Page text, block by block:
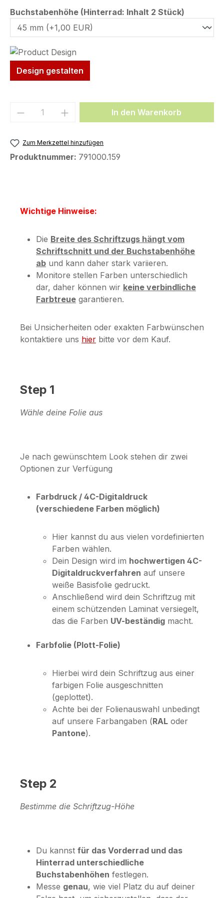
Buchstabenhöhe (Hinterrad: Inhalt 2 Stück)
Design gestalten
Produkt Anzahl: Gib denIn den Warenkorb
Zum Merkzettel hinzufügen
Produktnummer: 791000.159
Wichtige Hinweise:
Die Breite des Schriftzugs hängt vom
Schriftschnitt und der Buchstabenhöhe
ab und kann daher stark variieren.
Monitore stellen Farben unterschiedlich
dar, daher können wir keine verbindliche
Farbtreue garantieren.
Bei Unsicherheiten oder exakten Farbwünschen
kontaktiere uns hier bitte vor dem Kauf.
Step 1
Wähle deine Folie aus
Je nach gewünschtem Look stehen dir zwei
Optionen zur Verfügung
Farbdruck / 4C-Digitaldruck
(verschiedene Farben möglich)
Hier kannst du aus vielen vordefinierten
Farben wählen.
Dein Design wird im hochwertigen 4C-
Digitaldruckverfahren auf unsere
weiße Basisfolie gedruckt.
Anschließend wird dein Schriftzug mit
einem schützenden Laminat versiegelt,
das die Farben UV-beständig macht.
Farbfolie (Plott-Folie)
Hierbei wird dein Schriftzug aus einer
farbigen Folie ausgeschnitten
(geplottet).
Achte bei der Folienauswahl unbedingt
auf unsere Farbangaben (RAL oder
Pantone).
Step 2
Bestimme die Schriftzug-Höhe
Du kannst für das Vorderrad und das
Hinterrad unterschiedliche
Buchstabenhöhen festlegen.
Messe genau, wie viel Platz du auf deiner